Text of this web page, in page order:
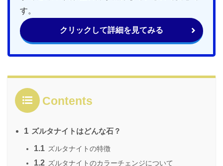
す。
クリックして詳細を見てみる
Contents
1 ズルタナイトはどんな石？
1.1 ズルタナイトの特徴
1.2 ズルタナイトのカラーチェンジについて